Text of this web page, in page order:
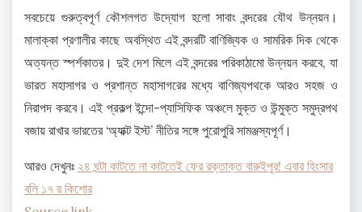
সবচেয়ে গুরুত্বপূর্ণ কৌশলগত উদ্যোগ হলো সাবাং বন্দরের যৌথ উন্নয়ন।
মালাক্কা প্রণালীর কাছে অবস্থিত এই বন্দরটি বাণিজ্যিক ও সামরিক দিক থেকে
অত্যন্ত স্পর্শকাতর। দুই দেশ মিলে এই বন্দরের পরিকাঠামো উন্নয়ন করবে, যা
ভারত মহাসাগর ও প্রশান্ত মহাসাগরের মধ্যে বাণিজ্যপথকে আরও সহজ ও
নিরাপদ করবে। এই প্রকল্প ইন্দো-প্যাসিফিক অঞ্চলে মুক্ত ও উন্মুক্ত সমুদ্রপথ
বজায় রাখার ভারতের ‘অ্যাক্ট ইস্ট’ নীতির সঙ্গে পুরোপুরি সামঞ্জস্যপূর্ণ।
আরও দেখুনঃ ২৪ ঘন্টা কাটতে না কাটতেই ফের রক্তাক্ত বারুইপুর! এবার হিংসার
বলি ১৭ র কিশোর